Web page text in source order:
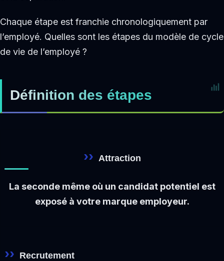
Chaque étape est franchie chronologiquement par
l’employé. Quelles sont les étapes du modèle de cycle
de vie de l’employé ?
Définition des étapes
Attraction
La seconde même où un candidat potentiel est
exposé à votre marque employeur.
Recrutement